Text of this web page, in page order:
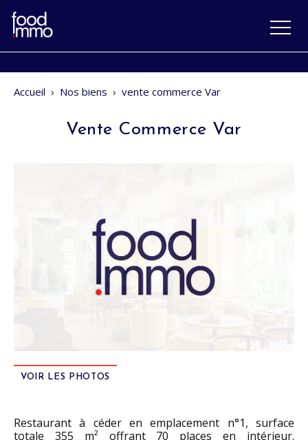
Accueil › Nos biens › vente commerce Var
Vente Commerce Var
VOIR LES PHOTOS
Restaurant à céder en emplacement n°1, surface
totale 355 m² offrant 70 places en intérieur.